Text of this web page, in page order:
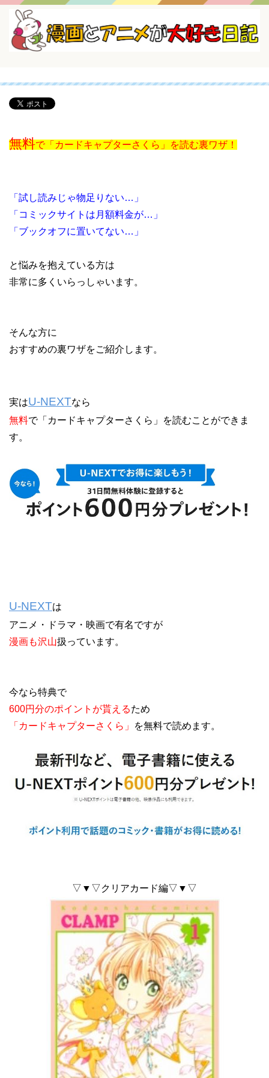
無料で「カードキャプターさくら」を読む裏ワザ！
「試し読みじゃ物足りない…」
「コミックサイトは月額料金が…」
「ブックオフに置いてない…」
と悩みを抱えている方は
非常に多くいらっしゃいます。
そんな方に
おすすめの裏ワザをご紹介します。
実はU-NEXTなら
無料で「カードキャプターさくら」を読むことができま
す。
U-NEXTは
アニメ・ドラマ・映画で有名ですが
漫画も沢山扱っています。
今なら特典で
600円分のポイントが貰えるため
「カードキャプターさくら」
を無料で読めます。
▽▼▽クリアカード編▽▼▽